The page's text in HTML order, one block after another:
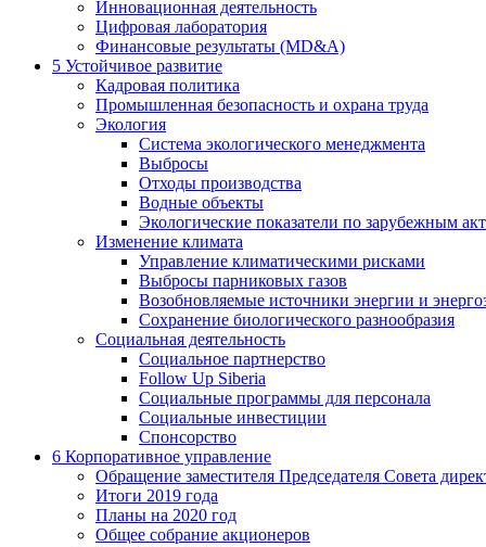
Инновационная деятельность
Цифровая лаборатория
Финансовые результаты (MD&A)
5 Устойчивое развитие
Кадровая политика
Промышленная безопасность и охрана труда
Экология
Система экологического менеджмента
Выбросы
Отходы производства
Водные объекты
Экологические показатели по зарубежным
Изменение климата
Управление климатическими рисками
Выбросы парниковых газов
Возобновляемые источники энергии и
Сохранение биологического разнообразия
Социальная деятельность
Социальное партнерство
Follow Up Siberia
Социальные программы для персонала
Социальные инвестиции
Спонсорство
6 Корпоративное управление
Обращение заместителя Председателя Совета
Итоги 2019 года
Планы на 2020 год
Общее собрание акционеров